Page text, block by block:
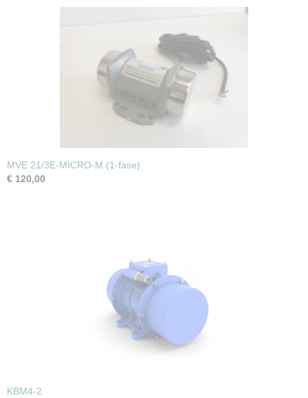
MVE 21/3E-MICRO-M (1-fase)
€ 120,00
KBM4-2